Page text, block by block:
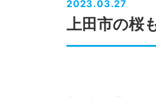
2023.03.27
上田市の桜